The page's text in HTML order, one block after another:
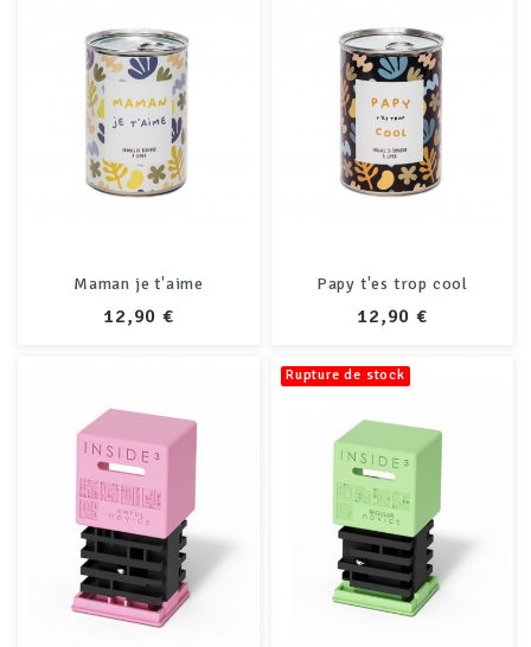
Maman je t'aime
PRIX
12,90 €
Papy t'es trop cool
PRIX
12,90 €
Rupture de stock